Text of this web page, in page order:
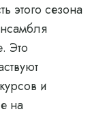
этого сезона
Это
и
на